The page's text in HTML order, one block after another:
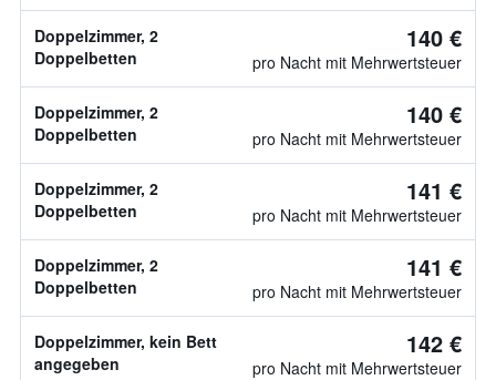
Doppelzimmer, 2
Doppelbetten
140 €
pro Nacht mit Mehrwertsteuer
Doppelzimmer, 2
Doppelbetten
140 €
pro Nacht mit Mehrwertsteuer
Doppelzimmer, 2
Doppelbetten
141 €
pro Nacht mit Mehrwertsteuer
Doppelzimmer, 2
Doppelbetten
141 €
pro Nacht mit Mehrwertsteuer
Doppelzimmer, kein Bett
angegeben
142 €
pro Nacht mit Mehrwertsteuer